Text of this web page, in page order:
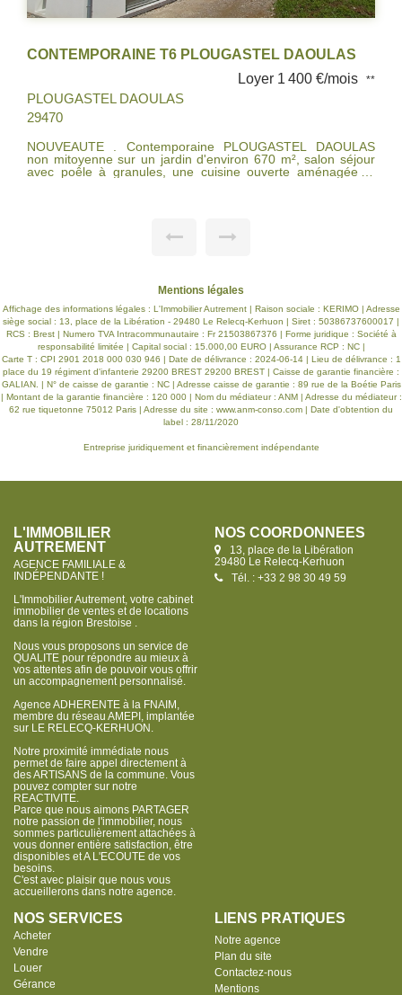
CONTEMPORAINE T6 PLOUGASTEL DAOULAS
Loyer 1 400 €/mois
**
PLOUGASTEL DAOULAS
29470
NOUVEAUTE . Contemporaine PLOUGASTEL DAOULAS
non mitoyenne sur un jardin d'environ 670 m², salon séjour
avec poêle à granules, une cuisine ouverte aménagée et
Mentions légales
Affichage des informations légales : L'Immobilier Autrement | Raison sociale : KERIMO | Adresse
siège social : 13, place de la Libération - 29480 Le Relecq-Kerhuon | Siret : 50386737600017 |
RCS : Brest | Numero TVA Intracommunautaire : Fr 21503867376 | Forme juridique : Société à
responsabilité limitée | Capital social : 15.000,00 EURO | Assurance RCP : NC |
Carte T : CPI 2901 2018 000 030 946 | Date de délivrance : 2024-06-14 | Lieu de délivrance : 1
place du 19 régiment d'infanterie 29200 BREST 29200 BREST | Caisse de garantie financière :
GALIAN. | N° de caisse de garantie : NC | Adresse caisse de garantie : 89 rue de la Boétie Paris
| Montant de la garantie financière : 120 000 | Nom du médiateur : ANM | Adresse du médiateur :
62 rue tiquetonne 75012 Paris | Adresse du site : www.anm-conso.com | Date d'obtention du
label : 28/11/2020
Entreprise juridiquement et financièrement indépendante
L'IMMOBILIER
AUTREMENT
AGENCE FAMILIALE &
INDÉPENDANTE !
L'Immobilier Autrement, votre cabinet
immobilier de ventes et de locations
dans la région Brestoise .
Nous vous proposons un service de
QUALITE pour répondre au mieux à
vos attentes afin de pouvoir vous offrir
un accompagnement personnalisé.
Agence ADHERENTE à la FNAIM,
membre du réseau AMEPI, implantée
sur LE RELECQ-KERHUON.
Notre proximité immédiate nous
permet de faire appel directement à
des ARTISANS de la commune. Vous
pouvez compter sur notre
REACTIVITE.
Parce que nous aimons PARTAGER
notre passion de l'immobilier, nous
sommes particulièrement attachées à
vous donner entière satisfaction, être
disponibles et A L'ECOUTE de vos
besoins.
C'est avec plaisir que nous vous
accueillerons dans notre agence.
NOS COORDONNÉES
13, place de la Libération
29480 Le Relecq-Kerhuon
Tél. : +33 2 98 30 49 59
NOS SERVICES
Acheter
Vendre
Louer
Gérance
LIENS PRATIQUES
Notre agence
Plan du site
Contactez-nous
Mentions